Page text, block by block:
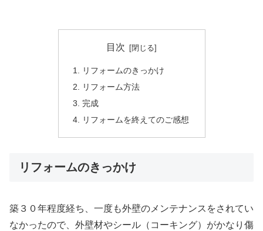
目次
リフォームのきっかけ
リフォーム方法
完成
リフォームを終えてのご感想
リフォームのきっかけ
築３０年程度経ち、一度も外壁のメンテナンスをされてい
なかったので、外壁材やシール（コーキング）がかなり傷